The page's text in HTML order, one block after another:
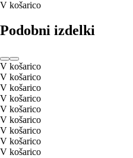
V košarico
Podobni izdelki
V košarico
V košarico
V košarico
V košarico
V košarico
V košarico
V košarico
V košarico
V košarico